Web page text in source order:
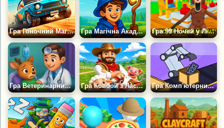
Гра Гоночний Магнат Гра Магічна Академія: Магнат Гра 99 Ночей у Лісі Магнат
Гра Ветеринарний Бізнес-магнат Гра Ковбой з Ласо: Idle Магнат Гра Комп'ютерний Магнат